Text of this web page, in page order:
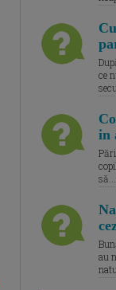
ce
in
au